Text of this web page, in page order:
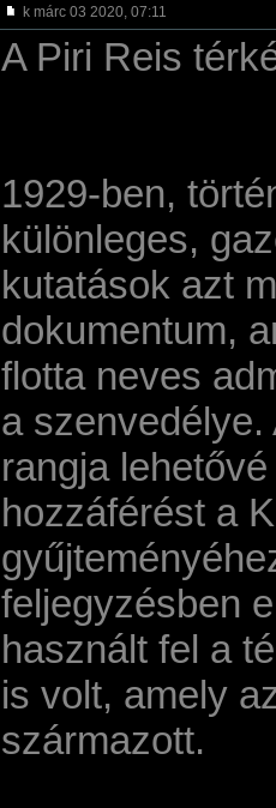
k márc 03 2020, 07:11
A Piri Reis
1929-ben,
különleges,
kutatások azt
dokumentum,
flotta neves
a szenvedélye.
rangja
hozzáférést a
feljegyzésben
használt fel a
is volt, amely
származott.